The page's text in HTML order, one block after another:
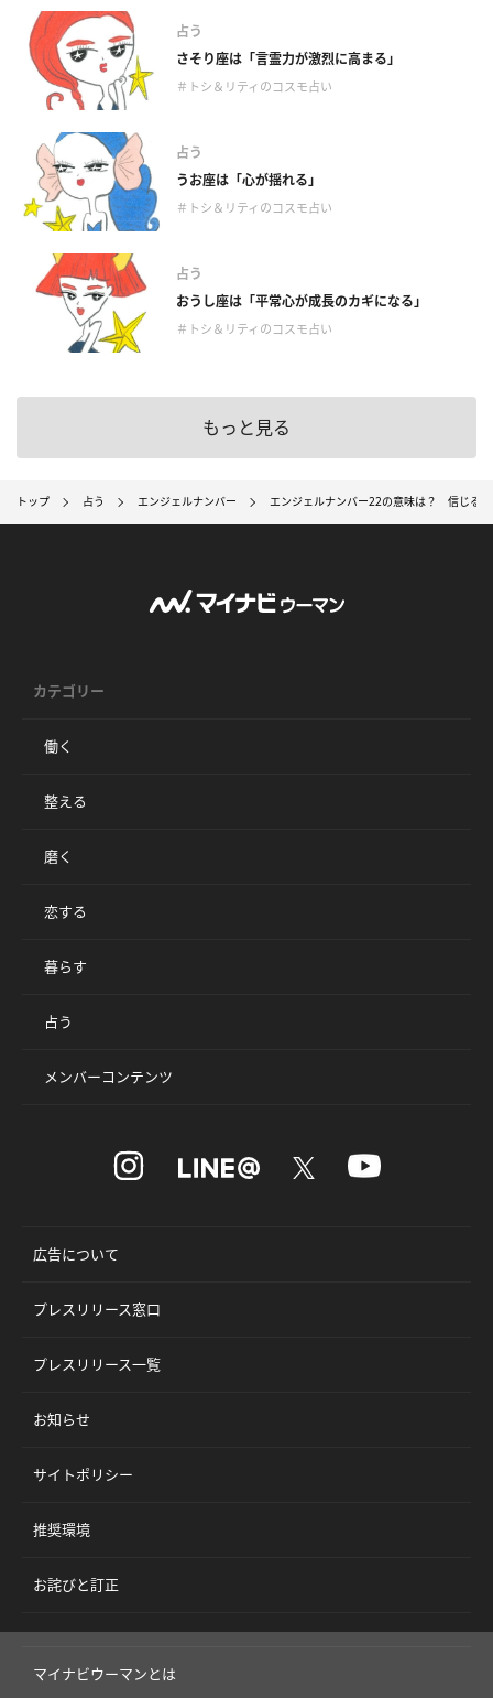
占う
さそり座は「言霊力が激烈に高まる」
＃トシ＆リティのコスモ占い
占う
うお座は「心が揺れる」
＃トシ＆リティのコスモ占い
占う
おうし座は「平常心が成長のカギになる」
＃トシ＆リティのコスモ占い
もっと見る
トップ 占う エンジェルナンバー エンジェルナンバー22の意味は？ 信じる
カテゴリー
働く
整える
磨く
恋する
暮らす
占う
メンバーコンテンツ
広告について
プレスリリース窓口
プレスリリース一覧
お知らせ
サイトポリシー
推奨環境
お詫びと訂正
マイナビウーマンとは